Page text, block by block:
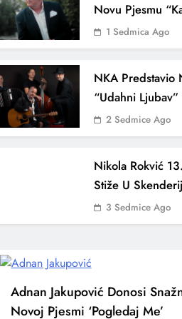
Novu Pjesmu
Emotivna Balada
Ne Prolazi
1 Sedmica Ago
NKA Predstavio
“Udahni
Bosanske
Muzičkog
2 Sedmice Ago
Nikola Rokvić
Stiže U
“Susret”
3 Sedmice Ago
Adnan Jakupović Donosi
Novoj Pjesmi ‘Pogledaj Me’